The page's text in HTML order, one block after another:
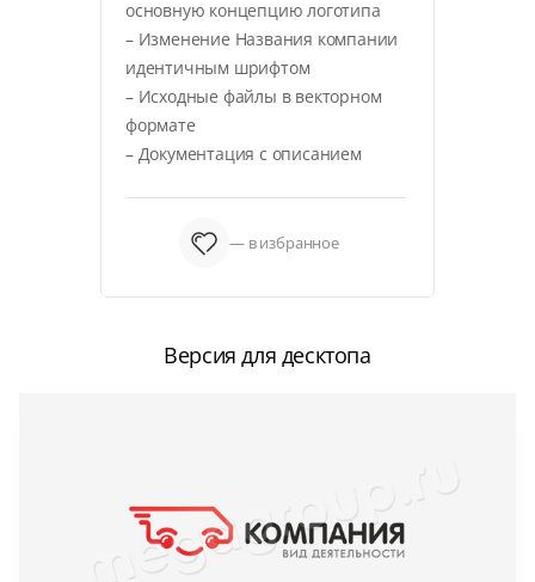
основную концепцию логотипа
– Изменение Названия компании
идентичным шрифтом
– Исходные файлы в векторном
формате
– Документация с описанием
— в избранное
Версия для десктопа